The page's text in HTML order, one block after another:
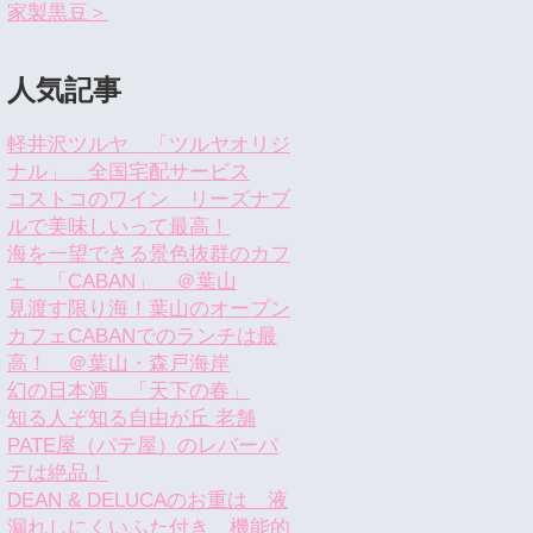
家製黒豆＞
人気記事
軽井沢ツルヤ 「ツルヤオリジ
ナル」 全国宅配サービス
コストコのワイン リーズナブ
ルで美味しいって最高！
海を一望できる景色抜群のカフ
ェ 「CABAN」 ＠葉山
見渡す限り海！葉山のオープン
カフェCABANでのランチは最
高！ ＠葉山・森戸海岸
幻の日本酒 「天下の春」
知る人ぞ知る自由が丘 老舗
PATE屋（パテ屋）のレバーパ
テは絶品！
DEAN & DELUCAのお重は 液
漏れしにくいふた付き 機能的